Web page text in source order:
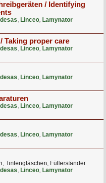
/ Identifying
desas, Linceo, Lamynator
Taking proper care
desas, Linceo, Lamynator
desas, Linceo, Lamynator
desas, Linceo, Lamynator
desas, Linceo, Lamynator
Tintengläschen, Füllerständer
desas, Linceo, Lamynator